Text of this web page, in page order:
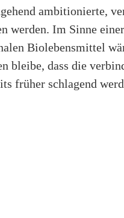
ambitionierte,
werden. Im Sinne
Biolebensmittel
bleibe, dass die
früher schlagend